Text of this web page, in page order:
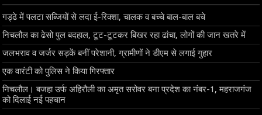
गड्ढे में पलटा सब्जियों से लदा ई-रिक्शा, चालक व बच्चे बाल-बाल बचे
निचलौल का ढेसो पुल बदहाल, टूट-टूटकर बिखर रहा ढांचा, लोगों की जान खतरे में
जलभराव व जर्जर सड़कें बनीं परेशानी, ग्रामीणों ने डीएम से लगाई गुहार
एक वारंटी को पुलिस ने किया गिरफ्तार
निचलौल। बजहा उर्फ अहिरौली का अमृत सरोवर बना प्रदेश का नंबर-1, महराजगंज
को दिलाई नई पहचान